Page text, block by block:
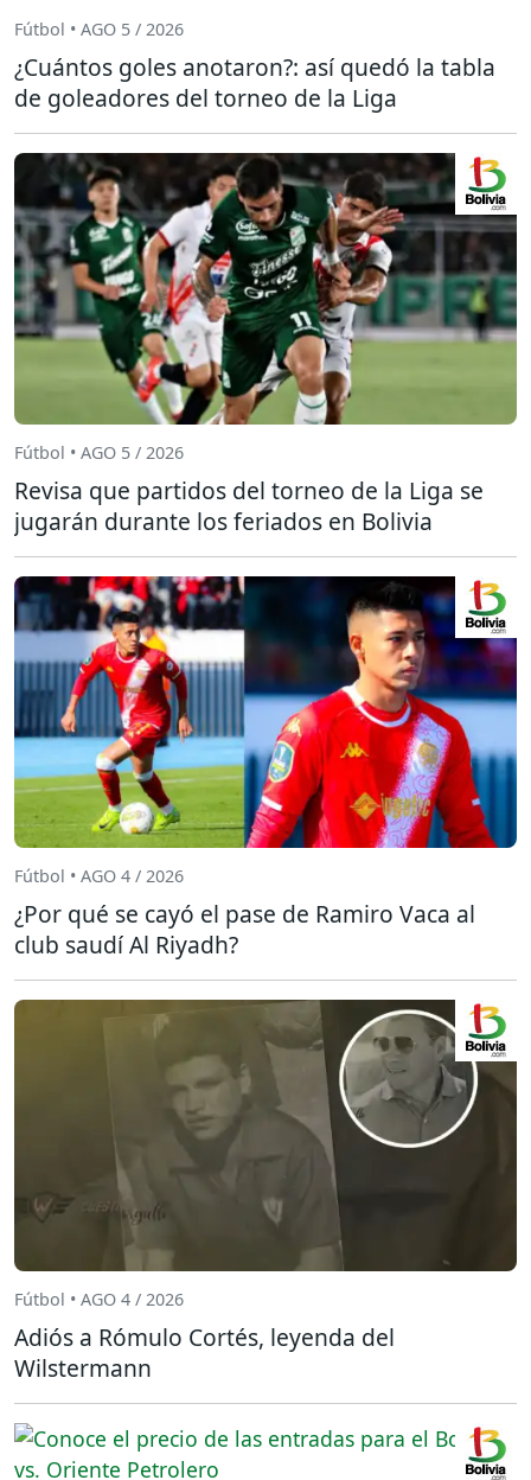
Fútbol • AGO 5 / 2026
¿Cuántos goles anotaron?: así quedó la tabla
de goleadores del torneo de la Liga
Fútbol • AGO 5 / 2026
Revisa que partidos del torneo de la Liga se
jugarán durante los feriados en Bolivia
Fútbol • AGO 4 / 2026
¿Por qué se cayó el pase de Ramiro Vaca al
club saudí Al Riyadh?
Fútbol • AGO 4 / 2026
Adiós a Rómulo Cortés, leyenda del
Wilstermann